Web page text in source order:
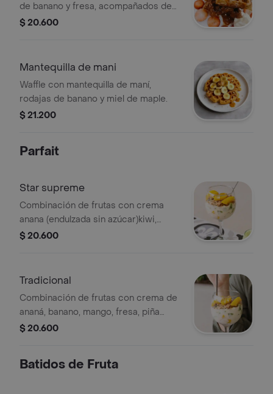
de banano y fresa, acompañados de
crema batida.
$ 20.600
Mantequilla de mani
Waffle con mantequilla de maní,
rodajas de banano y miel de maple.
$ 21.200
Parfait
Star supreme
Combinación de frutas con crema
anana (endulzada sin azúcar)kiwi,
mango, fresa, durazno, granola y chía.
$ 20.600
Tradicional
Combinación de frutas con crema de
ananá, banano, mango, fresa, piña
calada, granola y chía.
$ 20.600
Batidos de Fruta